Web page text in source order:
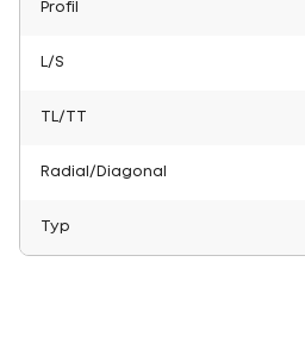
Profil
L/S
TL/TT
Radial/Diagonal
Typ